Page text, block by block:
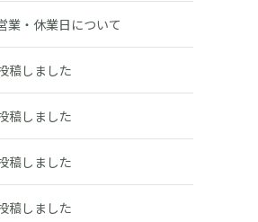
業・休業日について
稿しました
稿しました
稿しました
稿しました